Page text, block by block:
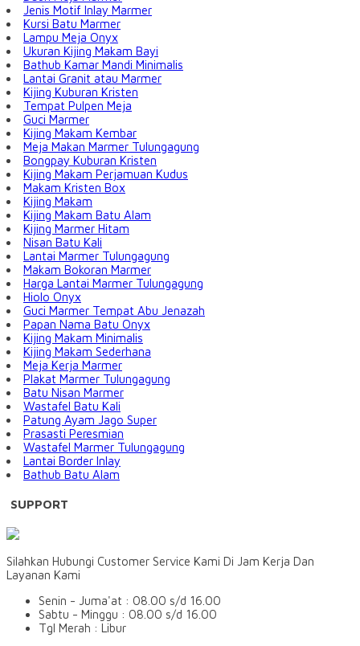
Jenis Motif Inlay Marmer
Kursi Batu Marmer
Lampu Meja Onyx
Ukuran Kijing Makam Bayi
Bathub Kamar Mandi Minimalis
Lantai Granit atau Marmer
Kijing Kuburan Kristen
Tempat Pulpen Meja
Guci Marmer
Kijing Makam Kembar
Meja Makan Marmer Tulungagung
Bongpay Kuburan Kristen
Kijing Makam Perjamuan Kudus
Makam Kristen Box
Kijing Makam
Kijing Makam Batu Alam
Kijing Marmer Hitam
Nisan Batu Kali
Lantai Marmer Tulungagung
Makam Bokoran Marmer
Harga Lantai Marmer Tulungagung
Hiolo Onyx
Guci Marmer Tempat Abu Jenazah
Papan Nama Batu Onyx
Kijing Makam Minimalis
Kijing Makam Sederhana
Meja Kerja Marmer
Plakat Marmer Tulungagung
Batu Nisan Marmer
Wastafel Batu Kali
Patung Ayam Jago Super
Prasasti Peresmian
Wastafel Marmer Tulungagung
Lantai Border Inlay
Bathub Batu Alam
SUPPORT
Silahkan Hubungi Customer Service Kami Di Jam Kerja Dan
Layanan Kami
Senin - Juma'at : 08.00 s/d 16.00
Sabtu - Minggu : 08.00 s/d 16.00
Tgl Merah : Libur